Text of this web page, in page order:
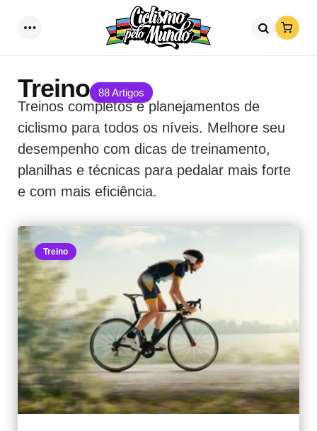
Loja
88 Artigos
Treino
Treinos completos e planejamentos de
ciclismo para todos os níveis. Melhore seu
desempenho com dicas de treinamento,
planilhas e técnicas para pedalar mais forte
e com mais eficiência.
Treino